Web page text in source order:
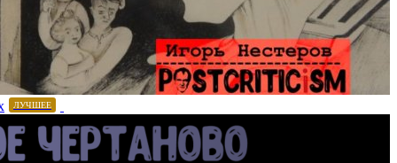
ЛУЧШЕЕ